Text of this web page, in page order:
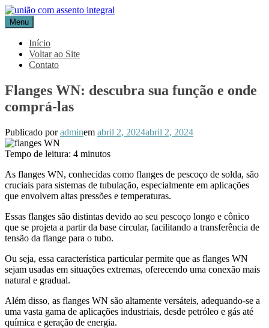
Pular
para
o
conteúdo
Blog Aceflan
Líder em Acessórios Industriais
Menu
Início
Voltar ao Site
Contato
Flanges WN: descubra sua função e onde
comprá-las
Publicado poradminem abril 2, 2024abril 2, 2024
Tempo de leitura: 4 minutos
As flanges WN, conhecidas como flanges de pescoço de solda, são
cruciais para sistemas de tubulação, especialmente em aplicações
que envolvem altas pressões e temperaturas.
Essas flanges são distintas devido ao seu pescoço longo e cônico
que se projeta a partir da base circular, facilitando a transferência de
tensão da flange para o tubo.
Ou seja, essa característica particular permite que as flanges WN
sejam usadas em situações extremas, oferecendo uma conexão mais
natural e gradual.
Além disso, as flanges WN são altamente versáteis, adequando-se a
uma vasta gama de aplicações industriais, desde petróleo e gás até
química e geração de energia.